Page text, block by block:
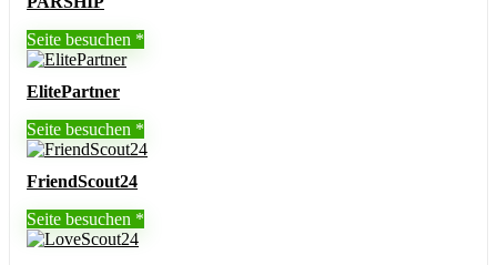
Seite besuchen
ElitePartner
Seite besuchen
FriendScout24
Seite besuchen